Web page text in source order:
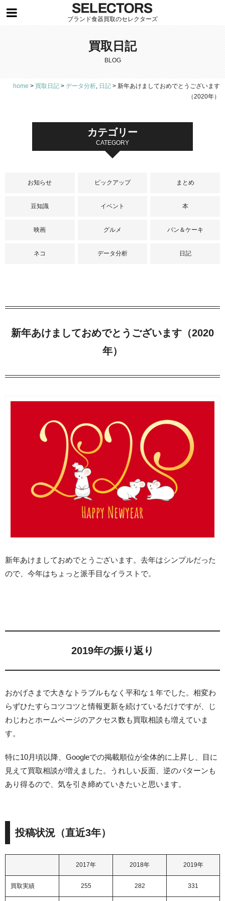
ブランド食器買取のセレクターズ
買取日記
BLOG
home > 買取日記 > データ分析, 日記 > 新年あけましておめでとうございます
（2020年）
カテゴリー
CATEGORY
お知らせ ピックアップ まとめ
豆知識 イベント 本
映画 グルメ パン＆ケーキ
ネコ データ分析 日記
新年あけましておめでとうございます（2020
年）
新年あけましておめでとうございます。去年はシンプルだった
ので、今年はちょっと派手目なイラストで。
2019年の振り返り
おかげさまで大きなトラブルもなく平和な１年でした。相変わ
らずひたすらコツコツと情報更新を続けているだけですが、じ
わじわとホームページのアクセス数も買取相談も増えていま
す。
特に10月頃以降、Googleでの掲載順位が全体的に上昇し、目に
見えて買取相談が増えました。うれしい反面、逆のパターンも
あり得るので、気を引き締めていきたいと思います。
投稿状況（直近3年）
2017年 2018年 2019年
買取実績 255 282 331